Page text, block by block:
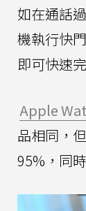
如在通話
機執行快
即可快速
Apple
品相同，
95%，同